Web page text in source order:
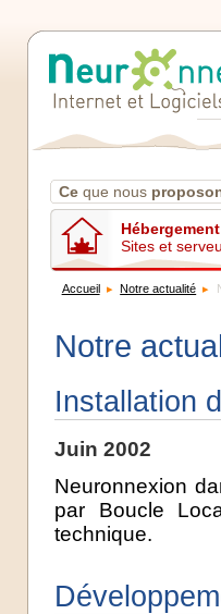
Ce que nous
Hébergement
Sites et
Accueil Notre actualité
Notre
Installation
Juin 2002
Neuronnexion
par Boucle
technique.